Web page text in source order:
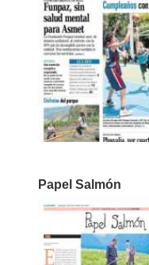
Papel Salmón